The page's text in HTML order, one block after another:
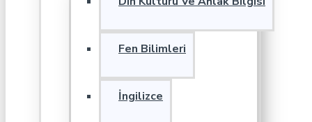
Fen Bilimleri
İngilizce